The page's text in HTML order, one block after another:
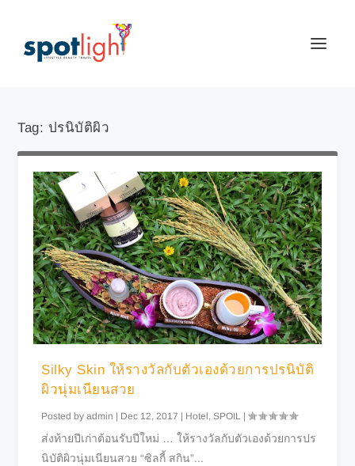
Tag: ปรนิบัติผิว
Silky Skin ให้รางวัลกับตัวเองด้วยการปรนิบัติ
ผิวนุ่มเนียนสวย
Posted byadmin | Dec 12, 2017 | Hotel,SPOIL |
ส่งท้ายปีเก่าต้อนรับปีใหม่ … ให้รางวัลกับตัวเองด้วยการปร
นิบัติผิวนุ่มเนียนสวย “ซิลกี้ สกิน”...